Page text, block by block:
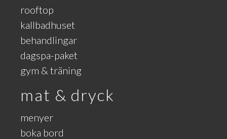
rooftop
kallbadhuset
behandlingar
dagspa-paket
gym & träning
mat & dryck
menyer
boka bord